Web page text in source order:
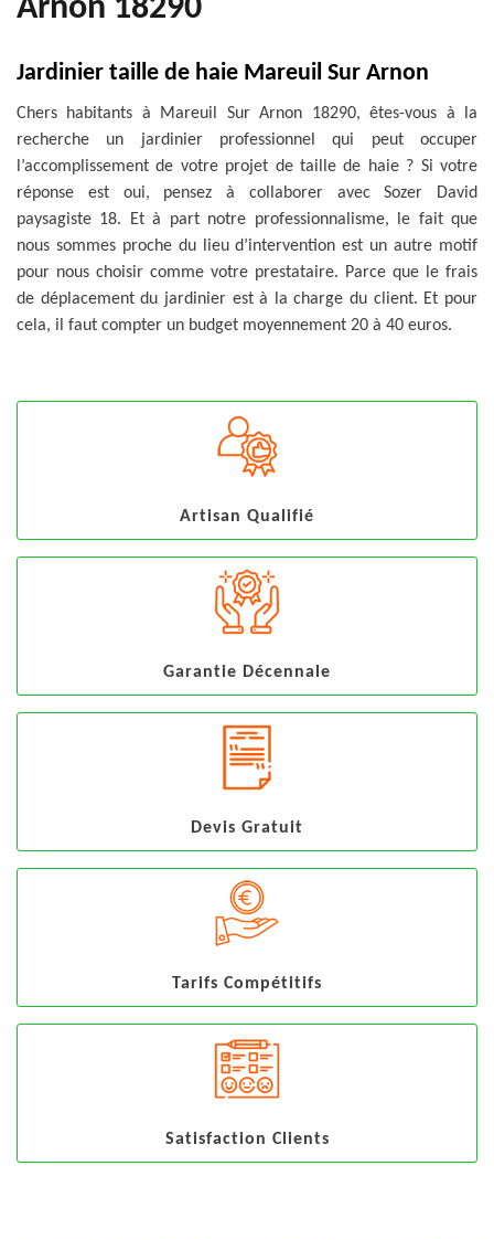
Arnon 18290
Jardinier taille de haie Mareuil Sur Arnon
Chers habitants à Mareuil Sur Arnon 18290, êtes-vous à la
recherche un jardinier professionnel qui peut occuper
l’accomplissement de votre projet de taille de haie ? Si votre
réponse est oui, pensez à collaborer avec Sozer David
paysagiste 18. Et à part notre professionnalisme, le fait que
nous sommes proche du lieu d’intervention est un autre motif
pour nous choisir comme votre prestataire. Parce que le frais
de déplacement du jardinier est à la charge du client. Et pour
cela, il faut compter un budget moyennement 20 à 40 euros.
Artisan Qualifié
Garantie Décennale
Devis Gratuit
Tarifs Compétitifs
Satisfaction Clients